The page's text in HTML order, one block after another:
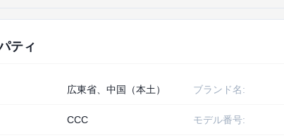
ティ
広東省、中国（本土） ブランド名:
CCC モデル番号: